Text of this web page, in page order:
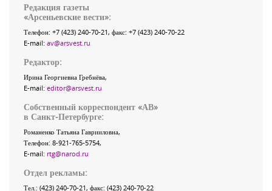
Редакция газеты
«Арсеньевские вести»:
Телефон: +7 (423) 240-70-21, факс: +7 (423) 240-70-22
E-mail: av@arsvest.ru
Редактор:
Ирина Георгиевна Гребнёва,
E-mail: editor@arsvest.ru
Собственный корреспондент «АВ»
в Санкт-Петербурге:
Романенко Татьяна Гаврииловна,
Телефон: 8-921-765-5754,
E-mail: rtg@narod.ru
Отдел рекламы:
Тел.: (423) 240-70-21, факс: (423) 240-70-22